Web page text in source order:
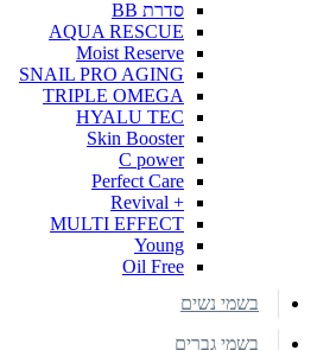
סדרת BB
AQUA RESCUE
Moist Reserve
SNAIL PRO AGING
TRIPLE OMEGA
HYALU TEC
Skin Booster
C power
Perfect Care
+ Revival
MULTI EFFECT
Young
Oil Free
בשמי נשים
בשמי גברים